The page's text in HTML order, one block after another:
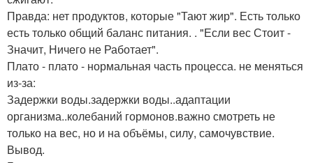
Правда: нет продуктов, которые "Тают жир". Есть только
есть только общий баланс питания. . "Если вес Стоит -
Значит, Ничего не Работает".
Плато - плато - нормальная часть процесса. не меняться
из-за:
Задержки воды.задержки воды..адаптации
организма..колебаний гормонов.важно смотреть не
только на вес, но и на объёмы, силу, самочувствие.
Вывод.